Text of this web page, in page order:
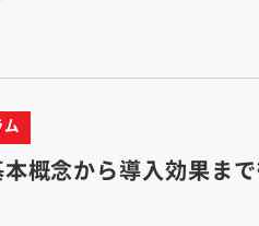
ム
概念から導入効果ま